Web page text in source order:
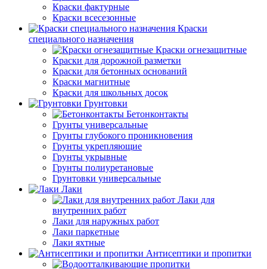
Краски фактурные
Краски всесезонные
Краски
специального назначения
Краски огнезащитные
Краски для дорожной разметки
Краски для бетонных оснований
Краски магнитные
Краски для школьных досок
Грунтовки
Бетонконтакты
Грунты универсальные
Грунты глубокого проникновения
Грунты укрепляющие
Грунты укрывные
Грунты полиуретановые
Грунтовки универсальные
Лаки
Лаки для
внутренних работ
Лаки для наружных работ
Лаки паркетные
Лаки яхтные
Антисептики и пропитки